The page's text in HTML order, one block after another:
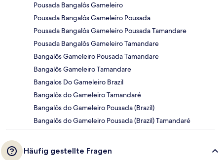
Pousada Bangalôs Gameleiro
Pousada Bangalôs Gameleiro Pousada
Pousada Bangalôs Gameleiro Pousada Tamandare
Pousada Bangalôs Gameleiro Tamandare
Bangalôs Gameleiro Pousada Tamandare
Bangalôs Gameleiro Tamandare
Bangalos Do Gameleiro Brazil
Bangalôs do Gameleiro Tamandaré
Bangalôs do Gameleiro Pousada (Brazil)
Bangalôs do Gameleiro Pousada (Brazil) Tamandaré
Häufig gestellte Fragen